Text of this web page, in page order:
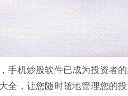
手机炒股软件已成为投资者
全，让您随时随地管理您的